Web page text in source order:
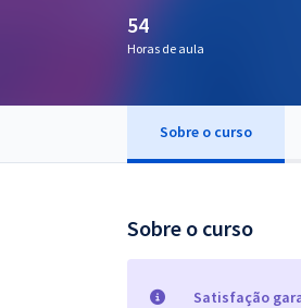
Conteúdo gratuito
Blog
54
Horas de aula
Sobre o curso
Sobre o curso
Satisfação